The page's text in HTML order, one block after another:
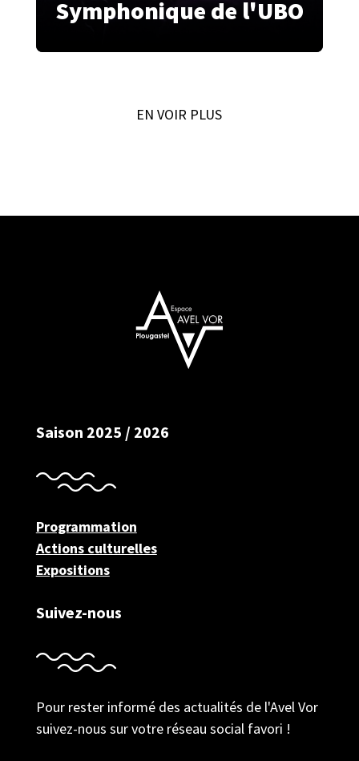
Symphonique de l'UBO
EN VOIR PLUS
Saison 2025 / 2026
Programmation
Actions culturelles
Expositions
Suivez-nous
Pour rester informé des actualités de l'Avel Vor
suivez-nous sur votre réseau social favori !